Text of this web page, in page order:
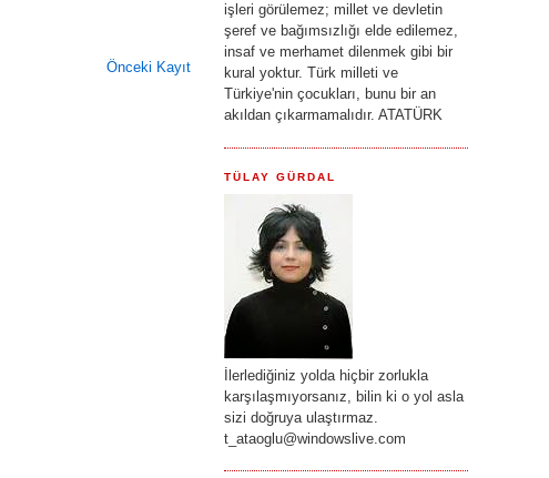
Önceki Kayıt
işleri görülemez; millet ve devletin
şeref ve bağımsızlığı elde edilemez,
insaf ve merhamet dilenmek gibi bir
kural yoktur. Türk milleti ve
Türkiye'nin çocukları, bunu bir an
akıldan çıkarmamalıdır. ATATÜRK
TÜLAY GÜRDAL
İlerlediğiniz yolda hiçbir zorlukla
karşılaşmıyorsanız, bilin ki o yol asla
sizi doğruya ulaştırmaz.
t_ataoglu@windowslive.com